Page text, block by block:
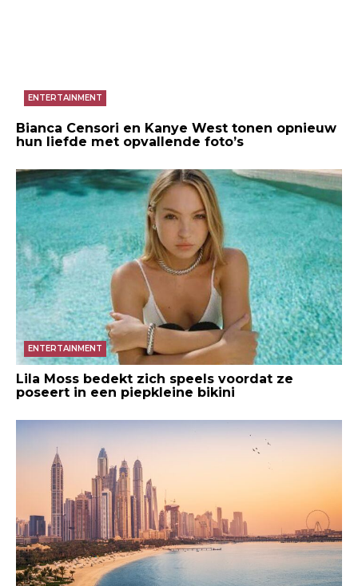
ENTERTAINMENT
Bianca Censori en Kanye West tonen opnieuw
hun liefde met opvallende foto’s
ENTERTAINMENT
Lila Moss bedekt zich speels voordat ze
poseert in een piepkleine bikini